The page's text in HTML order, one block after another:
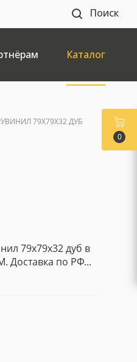
Поиск
Каталог
79X79X32 ДУБ
79x79x32 дуб в
Доставка по РФ...
0